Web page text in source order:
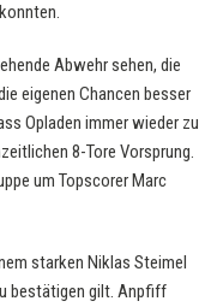
Abwehr sehen, die
eigenen Chancen besser
Opladen immer wieder zu
8-Tore Vorsprung.
um Topscorer Marc
starken Niklas Steimel
bestätigen gilt. Anpfiff